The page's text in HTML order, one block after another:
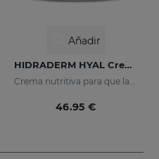
Añadir
HIDRADERM HYAL Crema Nutritiva
Crema nutritiva para que las pieles secas
46.95 €